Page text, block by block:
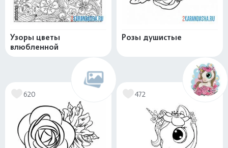
Узоры цветы
влюбленной
Розы душистые
620 472